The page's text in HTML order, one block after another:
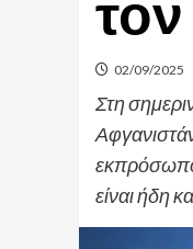
02/09/2025
Στη
είναι ήδη